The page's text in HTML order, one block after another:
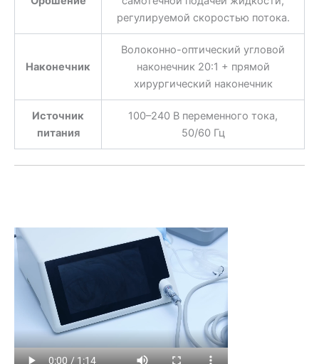
регулируемой скоростью потока.
Наконечник
Волоконно-оптический угловой
наконечник 20:1 + прямой
хирургический наконечник
Источник
питания
100–240 В переменного тока,
50/60 Гц